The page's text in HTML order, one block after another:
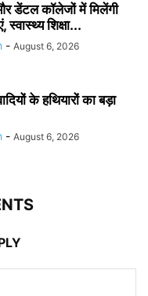
डेंटल कॉलेजों में मिलेंगी
स्वास्थ्य शिक्षा...
- August 6, 2026
के हथियारों का बड़ा
- August 6, 2026